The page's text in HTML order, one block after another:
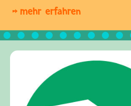
mehr erfahren